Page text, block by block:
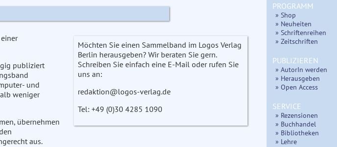
publiziert
und
weniger
übernehmen
aus.
Möchten Sie einen Sammelband im Logos Verlag
Berlin herausgeben? Wir beraten Sie gern.
Schreiben Sie einfach eine E-Mail oder rufen Sie
uns an:
redaktion@logos-verlag.de
Tel: +49 (0)30 4285 1090
PROGRAMM
» Shop
» Neuheiten
» Schriftenreihen
» Zeitschriften
PUBLIZIEREN
» AutorIn werden
» Herausgeben
» Open Access
SERVICE
» Rezensionen
» Buchhandel
» Bibliotheken
» Lehre